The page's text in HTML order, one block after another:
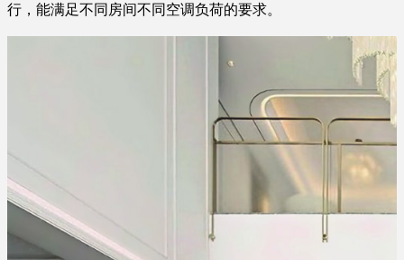
行，能满足不同房间不同空调负荷的要求。